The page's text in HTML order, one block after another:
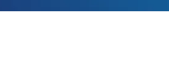
111В-1 в качестве